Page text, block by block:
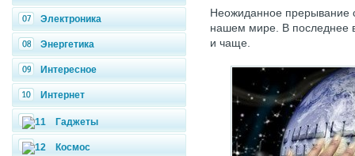
Электроника
Энергетика
Интересное
Интернет
Гаджеты
Космос
Неожиданное прерывание
нашем мире. В последнее
и чаще.